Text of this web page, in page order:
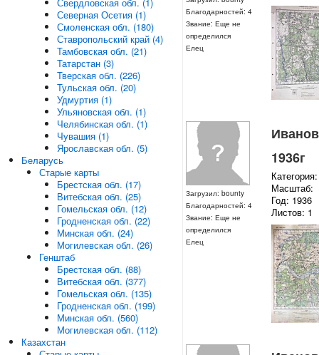
Благодарностей: 4
Звание: Еще не
определился
Елец
Загрузил: bounty
Благодарностей: 4
Звание: Еще не
определился
Елец
1936г
Масштаб:
Год: 1936
Листов: 1
Северная Осетия (1)
Смоленская обл. (180)
Ставропольский край (4)
Тамбовская обл. (21)
Татарстан (3)
Тверская обл. (226)
Тульская обл. (20)
Удмуртия (1)
Ульяновская обл. (1)
Челябинская обл. (1)
Чувашия (1)
Ярославская обл. (5)
Беларусь
Старые карты
Брестская обл. (17)
Витебская обл. (25)
Гомельская обл. (12)
Гродненская обл. (22)
Минская обл. (24)
Могилевская обл. (26)
Генштаб
Брестская обл. (88)
Витебская обл. (377)
Гомельская обл. (135)
Гродненская обл. (199)
Минская обл. (560)
Могилевская обл. (112)
Казахстан